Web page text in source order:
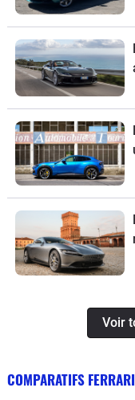
Voir
COMPARATIFS FERRARI